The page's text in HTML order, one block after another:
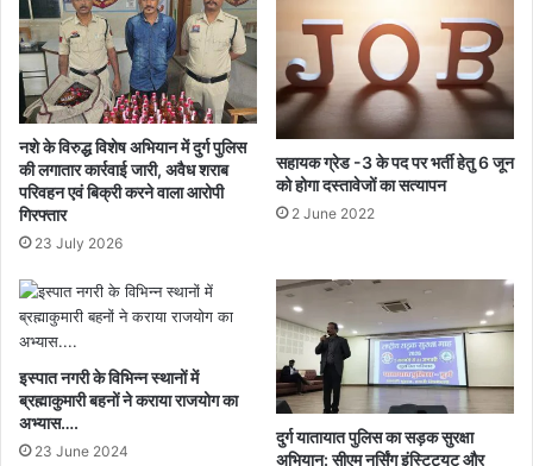
नशे के विरुद्ध विशेष अभियान में दुर्ग पुलिस
की लगातार कार्रवाई जारी, अवैध शराब
परिवहन एवं बिक्री करने वाला आरोपी
गिरफ्तार
23 July 2026
सहायक ग्रेड -3 के पद पर भर्ती हेतु 6 जून
को होगा दस्तावेजों का सत्यापन
2 June 2022
इस्पात नगरी के विभिन्न स्थानों में
ब्रह्माकुमारी बहनों ने कराया राजयोग का
अभ्यास….
23 June 2024
दुर्ग यातायात पुलिस का सड़क सुरक्षा
अभियान: सीएम नर्सिंग इंस्टिट्यूट और